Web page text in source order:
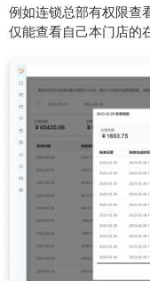
例如连锁总部有权限查
仅能查看自己本门店的